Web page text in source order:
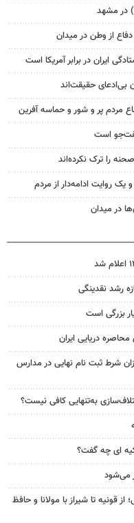
در مشهد
از وطن در میدان
ایران در برابر آمریکا است
بی‌ادعای حقیقت‌اند
مردم پر و شور و حماسه آفرین
روایت ادامه‌دار از مردم
در میدان
رشد نقدینگی
بزرگی است
دریایی ایران
شرط ثبت نام نهایی در مدارس
به‌تنهایی کافی نیست؟
ای چه گفت؟
می‌شود
قونیه تا شیراز با مولانا و حافظ